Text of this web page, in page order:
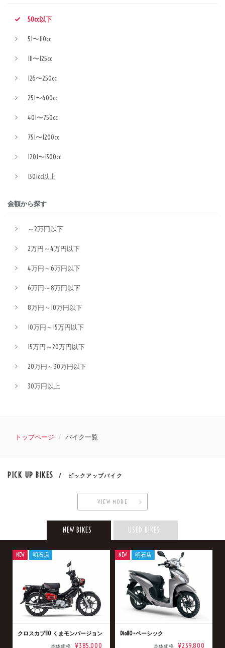
50cc以下
51〜110cc
111〜125cc
126〜250cc
251〜400cc
401〜750cc
751〜1200cc
1201〜1300cc
1301cc以上
金額から探す
～2万円以下
2万円～4万円以下
4万円～6万円以下
6万円～8万円以下
8万円～10万円以下
10万円～15万円以下
15万円～20万円以下
20万円～30万円以下
30万円以上
トップページ バイク一覧
PICK UP BIKES / ピックアップバイク
VIEW MORE
NEW BIKES USED BIKES
クロスカブ110 くまモンバージョン
本体価格 ¥385,000
NEW 明石店
Dio110･ベーシック
本体価格 ¥239,800
NEW 明石店